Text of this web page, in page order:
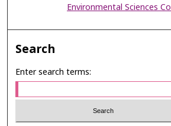
Environmental Sciences
Search
Enter search terms: